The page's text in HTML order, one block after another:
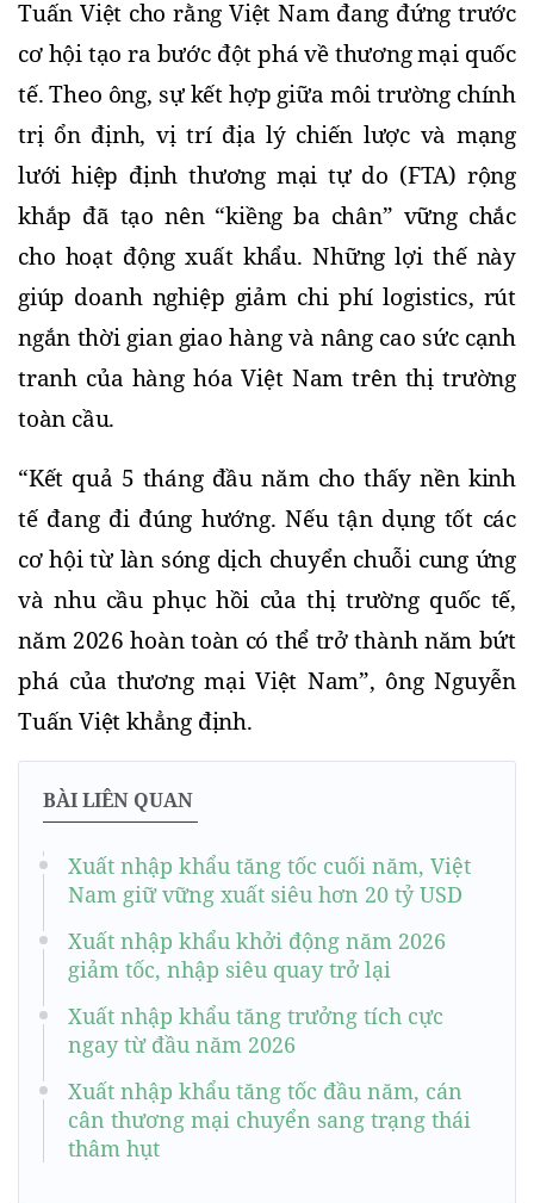
Tuấn Việt cho rằng Việt Nam đang đứng trước
cơ hội tạo ra bước đột phá về thương mại quốc
tế. Theo ông, sự kết hợp giữa môi trường chính
trị ổn định, vị trí địa lý chiến lược và mạng
lưới hiệp định thương mại tự do (FTA) rộng
khắp đã tạo nên “kiềng ba chân” vững chắc
cho hoạt động xuất khẩu. Những lợi thế này
giúp doanh nghiệp giảm chi phí logistics, rút
ngắn thời gian giao hàng và nâng cao sức cạnh
tranh của hàng hóa Việt Nam trên thị trường
toàn cầu.
“Kết quả 5 tháng đầu năm cho thấy nền kinh
tế đang đi đúng hướng. Nếu tận dụng tốt các
cơ hội từ làn sóng dịch chuyển chuỗi cung ứng
và nhu cầu phục hồi của thị trường quốc tế,
năm 2026 hoàn toàn có thể trở thành năm bứt
phá của thương mại Việt Nam”, ông Nguyễn
Tuấn Việt khẳng định.
BÀI LIÊN QUAN
Xuất nhập khẩu tăng tốc cuối năm, Việt
Nam giữ vững xuất siêu hơn 20 tỷ USD
Xuất nhập khẩu khởi động năm 2026
giảm tốc, nhập siêu quay trở lại
Xuất nhập khẩu tăng trưởng tích cực
ngay từ đầu năm 2026
Xuất nhập khẩu tăng tốc đầu năm, cán
cân thương mại chuyển sang trạng thái
thâm hụt